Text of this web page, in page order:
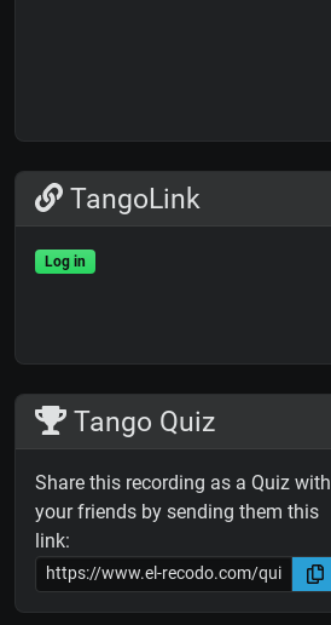
TangoLink
Log in
Tango Quiz
Share this recording as a Quiz with
your friends by sending them this
link: